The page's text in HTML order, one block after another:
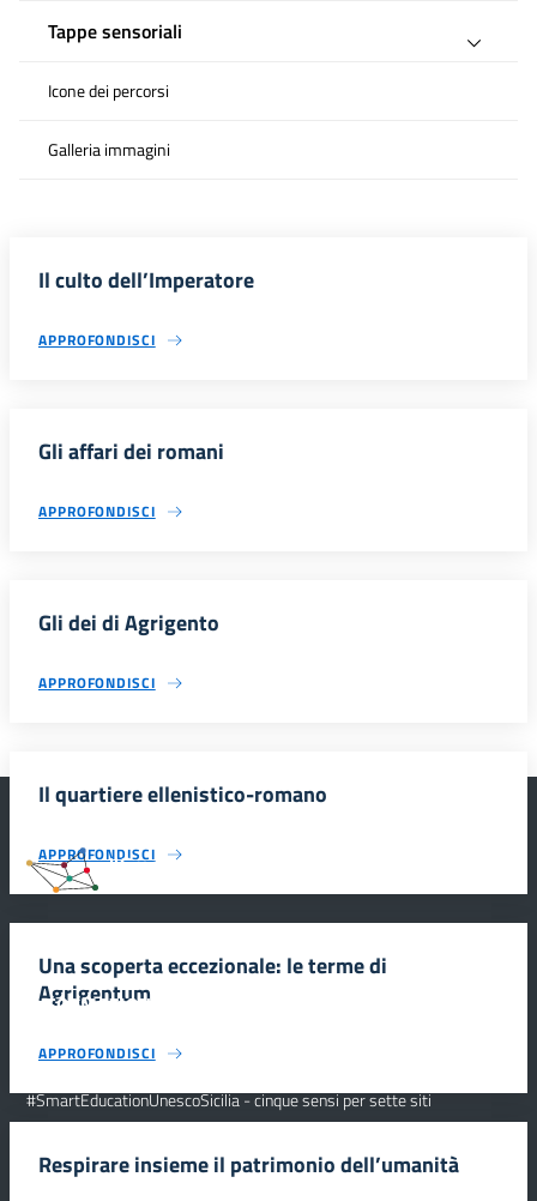
Tappe sensoriali
Icone dei percorsi
Galleria immagini
Il culto dell’Imperatore
APPROFONDISCI
Gli affari dei romani
APPROFONDISCI
Gli dei di Agrigento
APPROFONDISCI
Il quartiere ellenistico-romano
APPROFONDISCI
Una scoperta eccezionale: le terme di
Agrigentum
APPROFONDISCI
Respirare insieme il patrimonio dell’umanità
#SmartEducationUnescoSicilia
INFORMAZIONI
#SmartEducationUnescoSicilia - cinque sensi per sette siti